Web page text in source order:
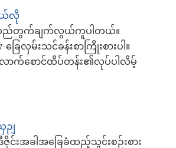
ယ်လို
ထည်တွက်ချက်လွယ်ကူပါတယ်။
ေလှမ်းသင်ခန်းစာကြိုးစားပါ။
ာက်စောင်ထိပ်တန်း၏လုပ်ပါလိမ့်
ဉျ
းအခါအခြေခံထည့်သွင်းစဉ်းစား